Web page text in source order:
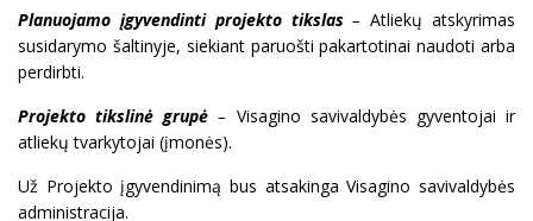
Planuojamo įgyvendinti projekto tikslas–Atliekų atskyrimas
susidarymo šaltinyje, siekiant paruošti pakartotinai naudoti arba
perdirbti.
Projekto tikslinė grupė – Visagino savivaldybės gyventojai ir
atliekų tvarkytojai (įmonės).
Už Projekto įgyvendinimą bus atsakinga Visagino savivaldybės
administracija.